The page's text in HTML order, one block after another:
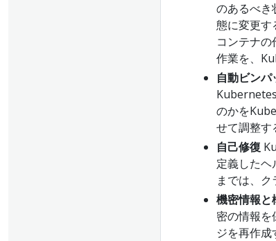
のあるべき
態に変更す
コンテナ
作業を、
自動ビンパ
のかを
せて調整す
自己修復
定義した
までは、ク
機密情報と
密の情報
ジを再作